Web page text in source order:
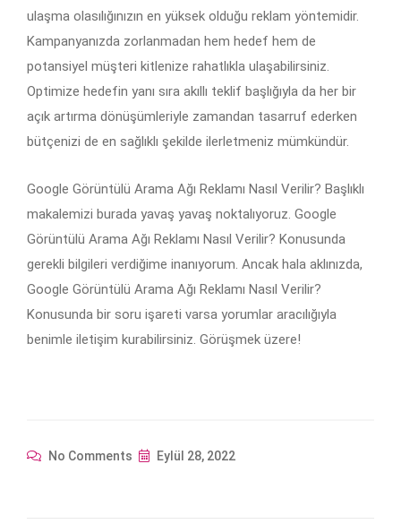
ulaşma olasılığınızın en yüksek olduğu reklam yöntemidir.
Kampanyanızda zorlanmadan hem hedef hem de
potansiyel müşteri kitlenize rahatlıkla ulaşabilirsiniz.
Optimize hedefin yanı sıra akıllı teklif başlığıyla da her bir
açık artırma dönüşümleriyle zamandan tasarruf ederken
bütçenizi de en sağlıklı şekilde ilerletmeniz mümkündür.
Google Görüntülü Arama Ağı Reklamı Nasıl Verilir? Başlıklı
makalemizi burada yavaş yavaş noktalıyoruz. Google
Görüntülü Arama Ağı Reklamı Nasıl Verilir? Konusunda
gerekli bilgileri verdiğime inanıyorum. Ancak hala aklınızda,
Google Görüntülü Arama Ağı Reklamı Nasıl Verilir?
Konusunda bir soru işareti varsa yorumlar aracılığıyla
benimle iletişim kurabilirsiniz. Görüşmek üzere!
No Comments Eylül 28, 2022